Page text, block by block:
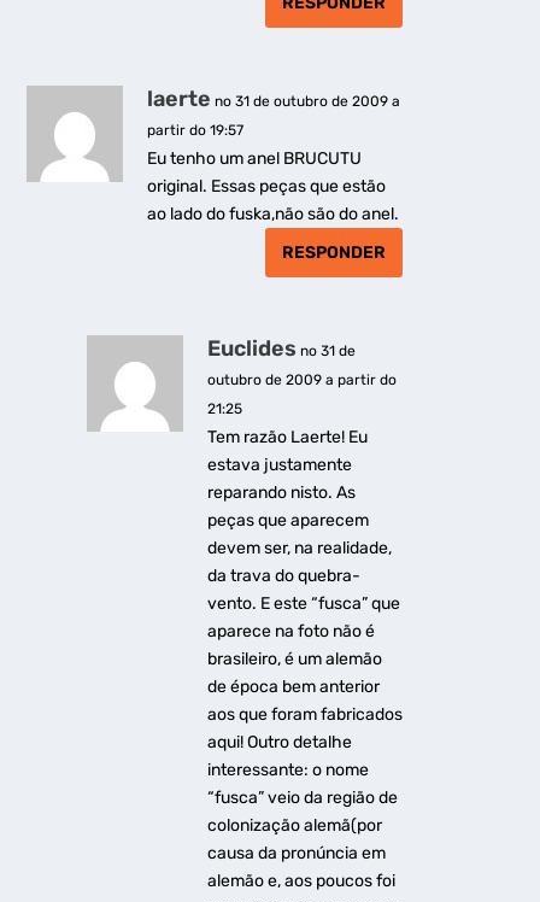
laerte no 31 de outubro de 2009 a
partir do 19:57
Eu tenho um anel BRUCUTU
original. Essas peças que estão
ao lado do fuska,não são do anel.
RESPONDER
Euclides no 31 de
outubro de 2009 a partir do
21:25
Tem razão Laerte! Eu
estava justamente
reparando nisto. As
peças que aparecem
devem ser, na realidade,
da trava do quebra-
vento. E este “fusca” que
aparece na foto não é
brasileiro, é um alemão
de época bem anterior
aos que foram fabricados
aqui! Outro detalhe
interessante: o nome
“fusca” veio da região de
colonização alemã(por
causa da pronúncia em
alemão e, aos poucos foi